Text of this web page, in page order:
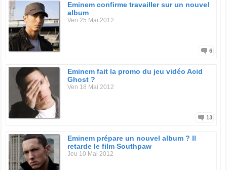
Eminem confirme travailler sur un nouvel
album
Ven 25 Mai 2012
6
Eminem fait la promo du jeu vidéo Acid
Ghost ?
Ven 18 Mai 2012
13
Eminem prépare un nouvel album ? Il
retarde le film Southpaw
Jeu 10 Mai 2012